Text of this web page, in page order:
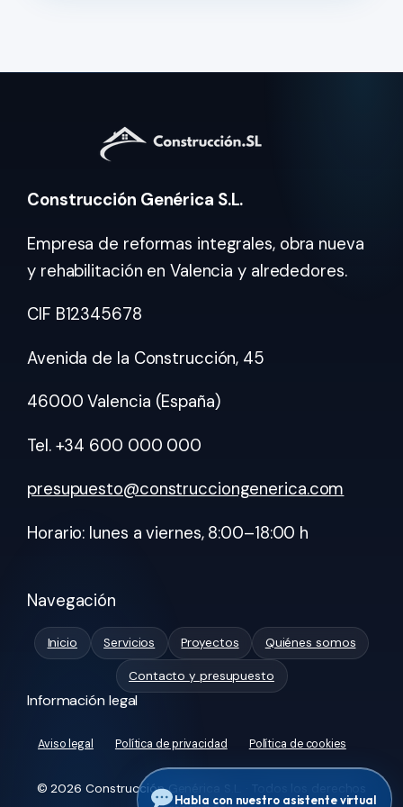
Construcción Genérica S.L.
Empresa de reformas integrales, obra nueva
y rehabilitación en Valencia y alrededores.
CIF B12345678
Avenida de la Construcción, 45
46000 Valencia (España)
Tel. +34 600 000 000
presupuesto@construcciongenerica.com
Horario: lunes a viernes, 8:00–18:00 h
Navegación
Inicio Servicios Proyectos Quiénes somos
Contacto y presupuesto
Información legal
Aviso legal Política de privacidad Política de cookies
© 2026 Construcción Genérica S.L. · Todos los derechos
Habla con nuestro asistente virtual